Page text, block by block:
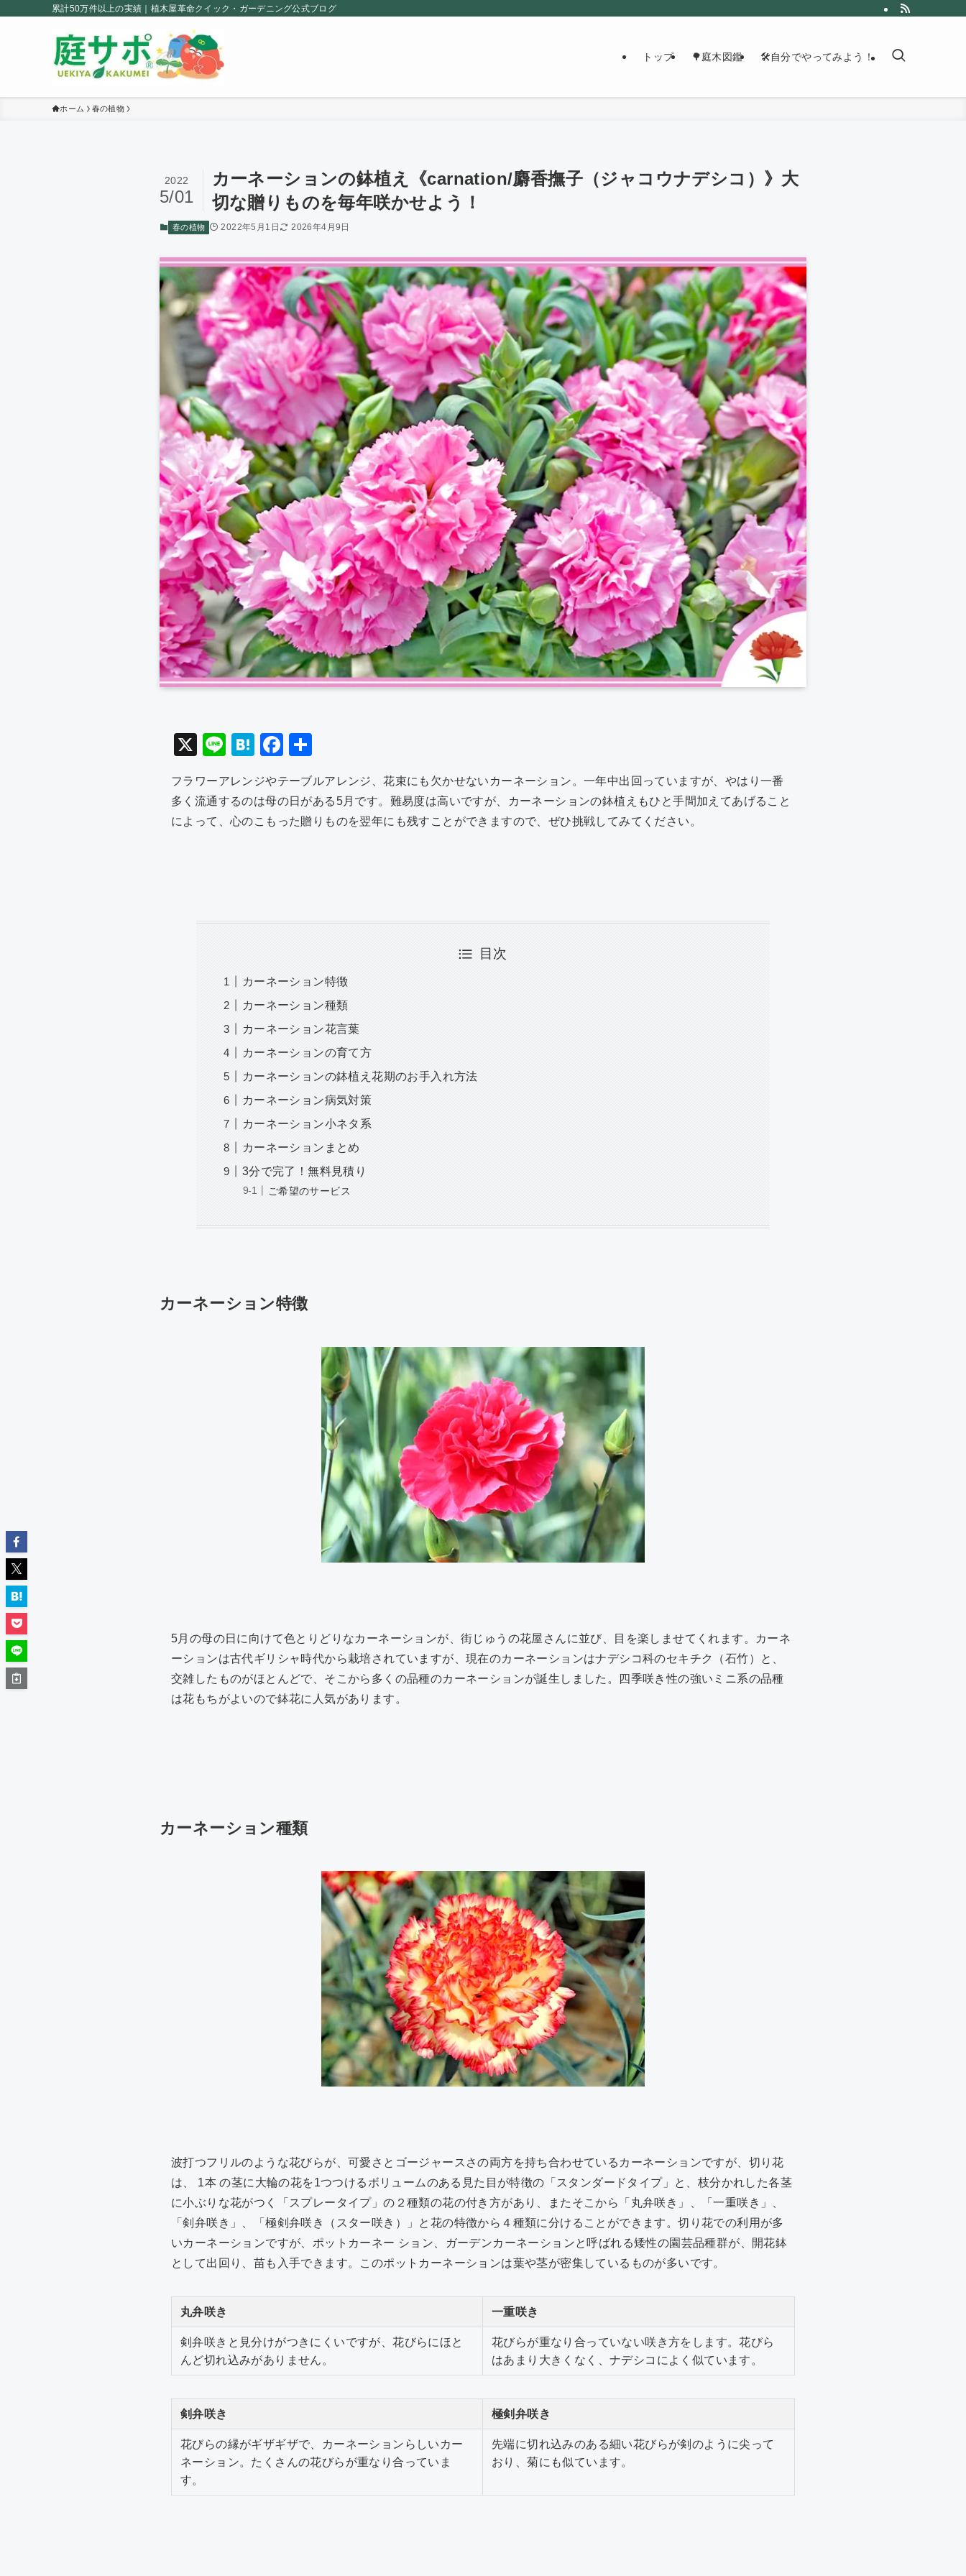
累計50万件以上の実績｜植木屋革命クイック・ガーデニング公式ブログ
トップ 🌳庭木図鑑 🛠自分でやってみよう！
ホーム 春の植物
カーネーションの鉢植え《carnation/麝香撫子（ジャコウナデシコ）》大
切な贈りものを毎年咲かせよう！
2022
5/01
春の植物 2022年5月1日 2026年4月9日
X
Li
e
H
e
n
F
c
e
フラワーアレンジやテーブルアレンジ、花束にも欠かせないカーネーション。一年中出回っていますが、やはり一番
多く流通するのは母の日がある5月です。難易度は高いですが、カーネーションの鉢植えもひと手間加えてあげること
によって、心のこもった贈りものを翌年にも残すことができますので、ぜひ挑戦してみてください。
目次
カーネーション特徴
カーネーション種類
カーネーション花言葉
カーネーションの育て方
カーネーションの鉢植え花期のお手入れ方法
カーネーション病気対策
カーネーション小ネタ系
カーネーションまとめ
3分で完了！無料見積り
ご希望のサービス
カーネーション特徴
5月の母の日に向けて色とりどりなカーネーションが、街じゅうの花屋さんに並び、目を楽しませてくれます。カーネ
ーションは古代ギリシャ時代から栽培されていますが、現在のカーネーションはナデシコ科のセキチク（石竹）と、
交雑したものがほとんどで、そこから多くの品種のカーネーションが誕生しました。四季咲き性の強いミニ系の品種
は花もちがよいので鉢花に人気があります。
カーネーション種類
波打つフリルのような花びらが、可愛さとゴージャースさの両方を持ち合わせているカーネーションですが、切り花
は、 1本 の茎に大輪の花を1つつけるボリュームのある見た目が特徴の「スタンダードタイプ」と、枝分かれした各茎
に小ぶりな花がつく「スプレータイプ」の２種類の花の付き方があり、またそこから「丸弁咲き」、「一重咲き」、
「剣弁咲き」、「極剣弁咲き（スター咲き）」と花の特徴から４種類に分けることができます。切り花での利用が多
いカーネーションですが、ポットカーネー ション、ガーデンカーネーションと呼ばれる矮性の園芸品種群が、開花鉢
として出回り、苗も入手できます。このポットカーネーションは葉や茎が密集しているものが多いです。
丸弁咲き 一重咲き
剣弁咲きと見分けがつきにくいですが、花びらにほと
んど切れ込みがありません。
花びらが重なり合っていない咲き方をします。花びら
はあまり大きくなく、ナデシコによく似ています。
剣弁咲き 極剣弁咲き
花びらの縁がギザギザで、カーネーションらしいカー
ネーション。たくさんの花びらが重なり合っていま
す。
先端に切れ込みのある細い花びらが剣のように尖って
おり、菊にも似ています。